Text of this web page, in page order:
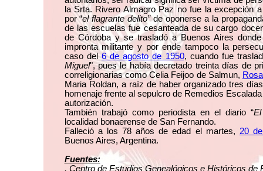
la Srta. Rivero Almagro Paz no fue la excepción
por “el flagrante delito”de oponerse a la
de las escuelas fue cesanteada de su cargo
de Córdoba y se trasladó a Buenos Aires
impronta militante y por ende tampoco la
caso del6 de agosto de 1950, cuando fue
Miguel", pues le había decretado treinta días de
correligionarias como Celia Feijoo de Salmun,
Maria Roldan, a raíz de haber organizado tres
homenaje frente al sepulcro de Remedios
autorización.
También trabajó como periodista en el diario “El
localidad bonaerense de San Fernando.
Falleció a los 78 años de edad el martes, 20
Buenos Aires, Argentina.
Fuentes:
. Centro de Estudios Genealógicos e Históricos de